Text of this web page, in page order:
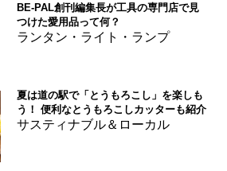
BE-PAL創刊編集長が工具の専門店で見
つけた愛用品って何？
ランタン・ライト・ランプ
夏は道の駅で「とうもろこし」を楽しも
う！ 便利なとうもろこしカッターも紹介
サスティナブル＆ローカル